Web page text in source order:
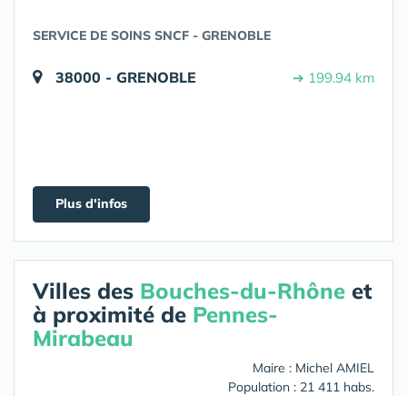
SERVICE DE SOINS SNCF - GRENOBLE
38000 - GRENOBLE ➔ 199.94 km
Plus d'infos
Villes des Bouches-du-Rhône et
à proximité de Pennes-
Mirabeau
Maire : Michel AMIEL
Population : 21 411 habs.